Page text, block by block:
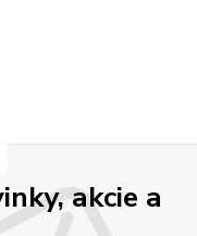
akcie a